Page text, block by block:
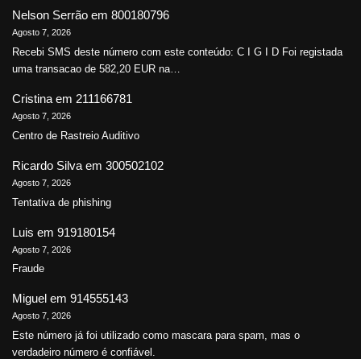
Nelson Serrão em 800180796
Agosto 7, 2026
Recebi SMS deste número com este conteúdo: C I G I D Foi registada
uma transacao de 582,20 EUR na…
Cristina em 211166781
Agosto 7, 2026
Centro de Rastreio Auditivo
Ricardo Silva em 300502102
Agosto 7, 2026
Tentativa de phishing
Luis em 919180154
Agosto 7, 2026
Fraude
Miguel em 914555143
Agosto 7, 2026
Este número já foi utilizado como mascara para spam, mas o
verdadeiro número é confiável.